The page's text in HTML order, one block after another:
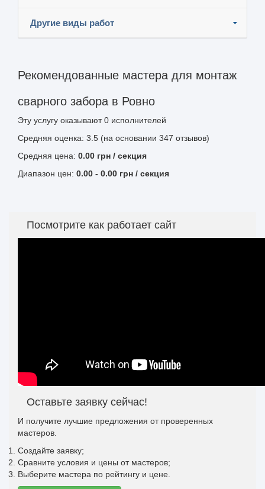
Другие виды работ
Рекомендованные мастера для монтаж
сварного забора в Ровно
Эту услугу оказывают0 исполнителей
Средняя оценка: 3.5 (на основании 347 отзывов)
Средняя цена: 0.00 грн / секция
Диапазон цен: 0.00 - 0.00 грн / секция
Посмотрите как работает сайт
Оставьте заявку сейчас!
И получите лучшие предложения от проверенных
мастеров.
Создайте заявку;
Сравните условия и цены от мастеров;
Выберите мастера по рейтингу и цене.